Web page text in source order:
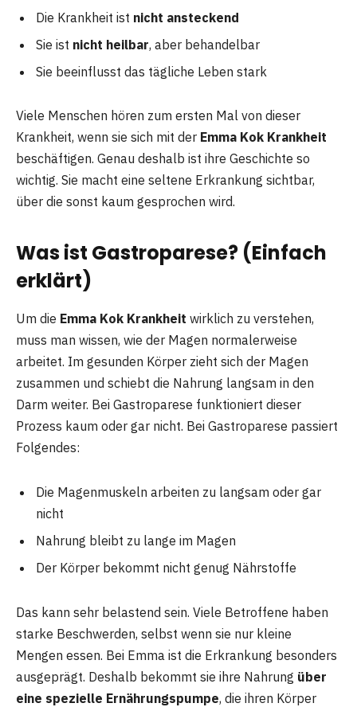
Die Krankheit ist nicht ansteckend
Sie ist nicht heilbar, aber behandelbar
Sie beeinflusst das tägliche Leben stark
Viele Menschen hören zum ersten Mal von dieser
Krankheit, wenn sie sich mit der Emma Kok Krankheit
beschäftigen. Genau deshalb ist ihre Geschichte so
wichtig. Sie macht eine seltene Erkrankung sichtbar,
über die sonst kaum gesprochen wird.
Was ist Gastroparese? (Einfach
erklärt)
Um die Emma Kok Krankheit wirklich zu verstehen,
muss man wissen, wie der Magen normalerweise
arbeitet. Im gesunden Körper zieht sich der Magen
zusammen und schiebt die Nahrung langsam in den
Darm weiter. Bei Gastroparese funktioniert dieser
Prozess kaum oder gar nicht. Bei Gastroparese passiert
Folgendes:
Die Magenmuskeln arbeiten zu langsam oder gar
nicht
Nahrung bleibt zu lange im Magen
Der Körper bekommt nicht genug Nährstoffe
Das kann sehr belastend sein. Viele Betroffene haben
starke Beschwerden, selbst wenn sie nur kleine
Mengen essen. Bei Emma ist die Erkrankung besonders
ausgeprägt. Deshalb bekommt sie ihre Nahrung über
eine spezielle Ernährungspumpe, die ihren Körper